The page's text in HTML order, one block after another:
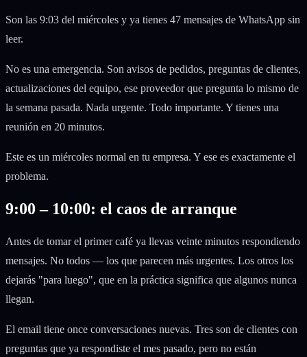
Son las 9:03 del miércoles y ya tienes 47 mensajes de WhatsApp sin
leer.
No es una emergencia. Son avisos de pedidos, preguntas de clientes,
actualizaciones del equipo, ese proveedor que pregunta lo mismo de
la semana pasada. Nada urgente. Todo importante. Y tienes una
reunión en 20 minutos.
Este es un miércoles normal en tu empresa. Y ese es exactamente el
problema.
9:00 – 10:00: el caos de arranque
Antes de tomar el primer café ya llevas veinte minutos respondiendo
mensajes. No todos — los que parecen más urgentes. Los otros los
dejarás "para luego", que en la práctica significa que algunos nunca
llegan.
El email tiene once conversaciones nuevas. Tres son de clientes con
preguntas que ya respondiste el mes pasado, pero no están